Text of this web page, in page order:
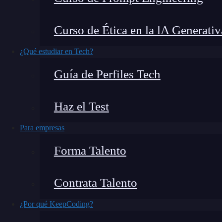
Curso de Ética en la lA
¿Qué estudiar en Tech?
Guía de Perfiles Tech
Haz el Test
Para empresas
Forma Talento
Contrata Talento
¿Por qué KeepCoding?